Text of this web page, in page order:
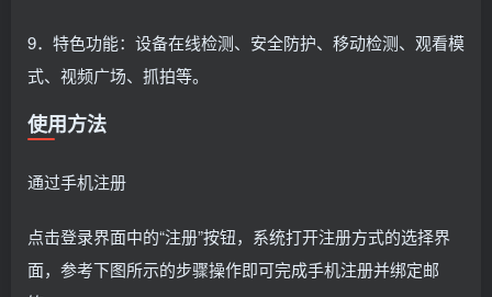
9．特色功能：设备在线检测、安全防护、移动检测、观看模
式、视频广场、抓拍等。
使用方法
通过手机注册
点击登录界面中的“注册”按钮，系统打开注册方式的选择界
面，参考下图所示的步骤操作即可完成手机注册并绑定邮